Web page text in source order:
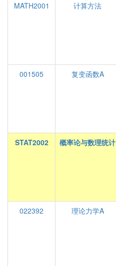
MATH2001 计算方法
001505
复变函数A
STAT2002
概率论与数理统计
022392
理论力学A